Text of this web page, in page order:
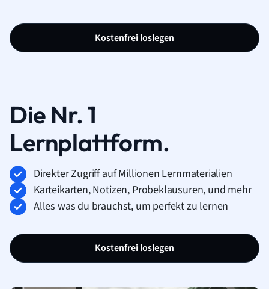
Kostenfrei loslegen
Die Nr. 1
Lernplattform.
Direkter Zugriff auf Millionen Lernmaterialien
Karteikarten, Notizen, Probeklausuren, und mehr
Alles was du brauchst, um perfekt zu lernen
Kostenfrei loslegen